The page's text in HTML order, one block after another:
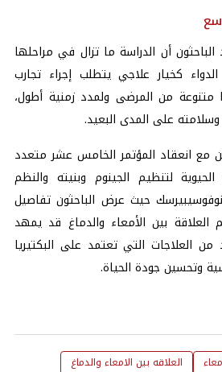
الباحثون أن الدراسة ما تزال في مراحلها
كخيار علاجي يتطلب إجراء تجارب
متنوعة من المرضى ولمدد زمنية أطول،
على المدى البعيد.
مع انعقاد المؤتمر الخامس عشر متعدد
لتنظيم الجينوم وبنيته والنظم
حيث عرض الباحثون تفاصيل
بين الأمعاء والدماغ قد يمهد
العلاجات التي تعتمد على البكتيريا
وتحسين جودة الحياة.
العلاقه بين الامعاء والدماغ